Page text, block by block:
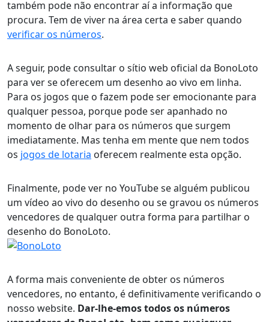
também pode não encontrar aí a informação que
procura. Tem de viver na área certa e saber quando
verificar os números.
A seguir, pode consultar o sítio web oficial da BonoLoto
para ver se oferecem um desenho ao vivo em linha.
Para os jogos que o fazem pode ser emocionante para
qualquer pessoa, porque pode ser apanhado no
momento de olhar para os números que surgem
imediatamente. Mas tenha em mente que nem todos
os jogos de lotaria oferecem realmente esta opção.
Finalmente, pode ver no YouTube se alguém publicou
um vídeo ao vivo do desenho ou se gravou os números
vencedores de qualquer outra forma para partilhar o
desenho do BonoLoto.
A forma mais conveniente de obter os números
vencedores, no entanto, é definitivamente verificando o
nosso website. Dar-lhe-emos todos os números